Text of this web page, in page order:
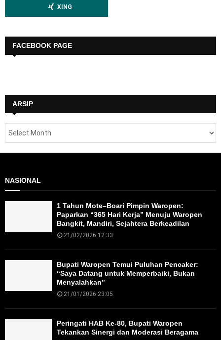
XING
FACEBOOK PAGE
ARSIP
NASIONAL
1 Tahun Mote–Boari Pimpin Waropen:
Paparkan “365 Hari Kerja” Menuju Waropen
Bangkit, Mandiri, Sejahtera Berkeadilan
21/02/2026 12:33
Bupati Waropen Temui Puluhan Pencaker:
“Saya Datang untuk Memperbaiki, Bukan
Menyalahkan”
21/01/2026 23:05
Peringati HAB Ke-80, Bupati Waropen
Tekankan Sinergi dan Moderasi Beragama